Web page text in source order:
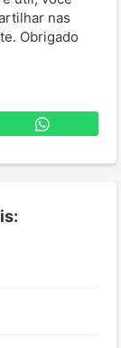
nas
Obrigado